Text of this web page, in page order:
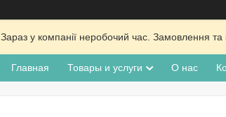
Зараз у компанії неробочий час. Замовлення
Главная Товары и услуги О нас